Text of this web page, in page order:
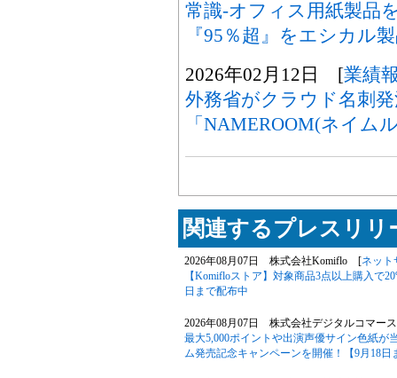
常識‐オフィス用紙製品
『95％超』をエシカル
2026年02月12日 [業績
外務省がクラウド名刺
「NAMEROOM(ネイム
関連するプレスリリ
2026年08月07日 株式会社Komiflo [ネット
【Komifloストア】対象商品3点以上購入で
日まで配布中
2026年08月07日 株式会社デジタルコマー
最大5,000ポイントや出演声優サイン色紙
ム発売記念キャンペーンを開催！【9月18日